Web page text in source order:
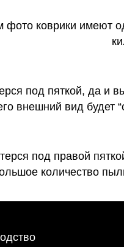
фото коврики имеют
под пяткой, да и
внешний вид будет
под правой
количество